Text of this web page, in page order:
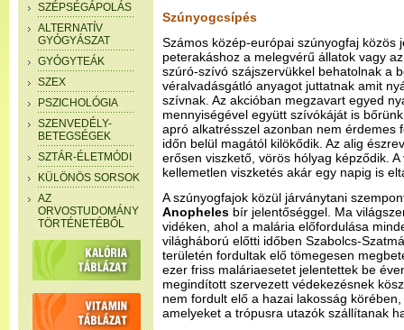
SZÉPSÉGÁPOLÁS
ALTERNATÍV
GYÓGYÁSZAT
GYÓGYTEÁK
SZEX
PSZICHOLÓGIA
SZENVEDÉLY-
BETEGSÉGEK
SZTÁR-ÉLETMÓDI
KÜLÖNÖS SORSOK
AZ
ORVOSTUDOMÁNY
TÖRTÉNETÉBŐL
Szúnyogcsípés
Számos közép-európai szúnyogfaj közös
peterakáshoz a melegvérű állatok vagy
szúró-szívó szájszervükkel behatolnak a
véralvadásgátló anyagot juttatnak amit
szívnak. Az akcióban megzavart egyed
mennyiségével együtt szívókáját is
apró alkatrésszel azonban nem érdemes
időn belül magától kilökődik. Az alig
erősen viszkető, vörös hólyag képződik.
kellemetlen viszketés akár egy napig is
A szúnyogfajok közül járványtani
Anopheles bír jelentőséggel. Ma
vidéken, ahol a malária előfordulása
világháború előtti időben Szabolcs-
területén fordultak elő tömegesen
ezer friss maláriaesetet jelentettek be
megindított szervezett védekezésnek
nem fordult elő a hazai lakosság
amelyeket a trópusra utazók szállítanak